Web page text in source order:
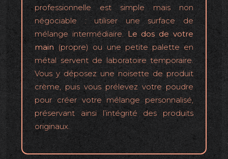
professionnelle est simple mais non
négociable : utiliser une surface de
mélange intermédiaire. Le dos de votre
main (propre) ou une petite palette en
métal servent de laboratoire temporaire.
Vous y déposez une noisette de produit
crème, puis vous prélevez votre poudre
pour créer votre mélange personnalisé,
préservant ainsi l’intégrité des produits
originaux.